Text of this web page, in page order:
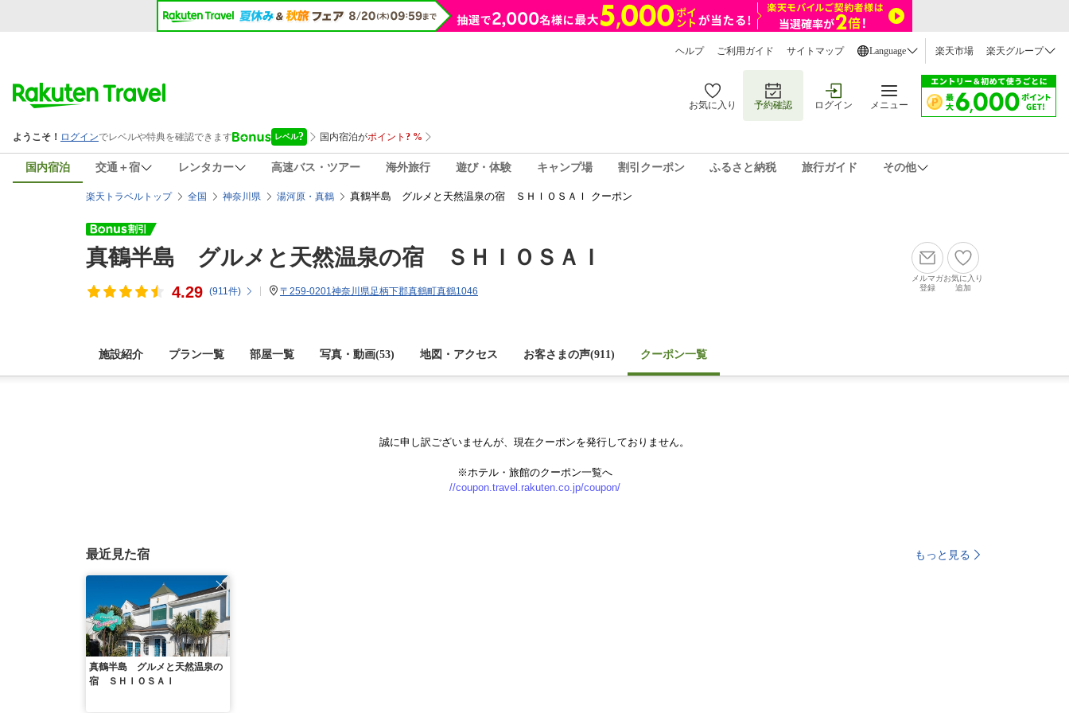
ヘルプ ご利用ガイド サイトマップ Language 楽天市場 楽天グループ
お気に入り 予約確認 ログイン メニュー
国内宿泊 交通＋宿 レンタカー 高速バス・ツアー 海外旅行 遊び・体験 キャンプ場 割引クーポン ふるさと納税 旅行ガイド その他
楽天トラベルトップ 全国 神奈川県 湯河原・真鶴 真鶴半島 グルメと天然温泉の宿 ＳＨＩＯＳＡＩ クーポン
真鶴半島 グルメと天然温泉の宿 ＳＨＩＯＳＡＩ
4.29 (911件) 〒259-0201神奈川県足柄下郡真鶴町真鶴1046
メルマガ
登録
お気に入り
追加
施設紹介 プラン一覧 部屋一覧 写真・動画(53) 地図・アクセス お客さまの声(911) クーポン一覧
誠に申し訳ございませんが、現在クーポンを発行しておりません。
※ホテル・旅館のクーポン一覧へ
//coupon.travel.rakuten.co.jp/coupon/
最近見た宿 もっと見る
真鶴半島 グルメと天然温泉の
宿 ＳＨＩＯＳＡＩ